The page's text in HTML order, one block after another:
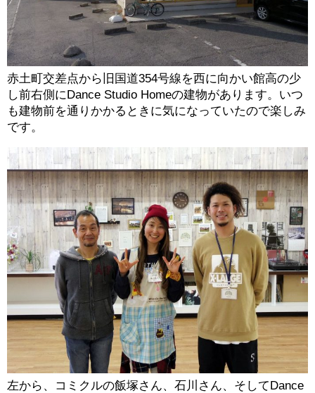
赤土町交差点から旧国道354号線を西に向かい館高の少
し前右側にDance Studio Homeの建物があります。いつ
も建物前を通りかかるときに気になっていたので楽しみ
です。
左から、コミクルの飯塚さん、石川さん、そしてDance